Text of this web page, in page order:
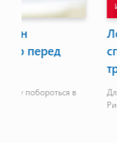
Григор
медалью не
Провел два очень
турецким борцами